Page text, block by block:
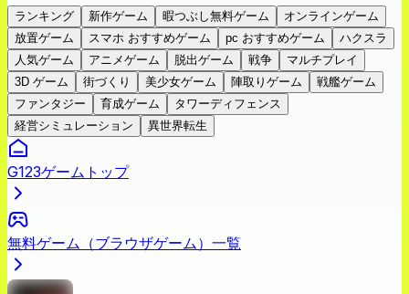
ランキング 新作ゲーム 暇つぶし無料ゲーム
オンラインゲーム
放置ゲーム
スマホ おすすめゲーム pc おすすめゲーム
ハクスラ
人気ゲーム
アニメゲーム 脱出ゲーム 戦争
マルチプレイ
3D ゲーム
街づくり 美少女ゲーム 陣取りゲーム
戦艦ゲーム
ファンタジー
育成ゲーム
タワーディフェンス
経営シミュレーション
異世界転生
G123ゲームトップ
無料ゲーム（ブラウザゲーム）一覧